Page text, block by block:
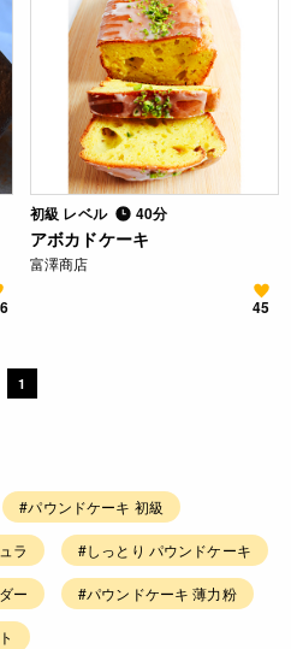
初級 レベル 40分
アボカドケーキ
富澤商店
45
1
#パウンドケーキ 初級
ラ #しっとり パウンドケーキ
ー #パウンドケーキ 薄力粉